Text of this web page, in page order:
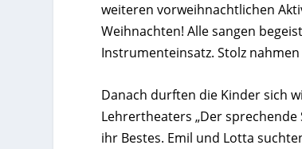
weiteren vorweihnachtlichen
Weihnachten! Alle sangen
Instrumenteinsatz. Stolz
Danach durften die Kinder sich
Lehrertheaters „Der
ihr Bestes. Emil und Lotta